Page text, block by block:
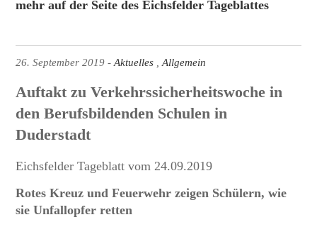
mehr auf der Seite des Eichsfelder Tageblattes
26. September 2019 Aktuelles Allgemein
Auftakt zu Verkehrssicherheitswoche in
den Berufsbildenden Schulen in
Duderstadt
Eichsfelder Tageblatt vom 24.09.2019
Rotes Kreuz und Feuerwehr zeigen Schülern, wie
sie Unfallopfer retten